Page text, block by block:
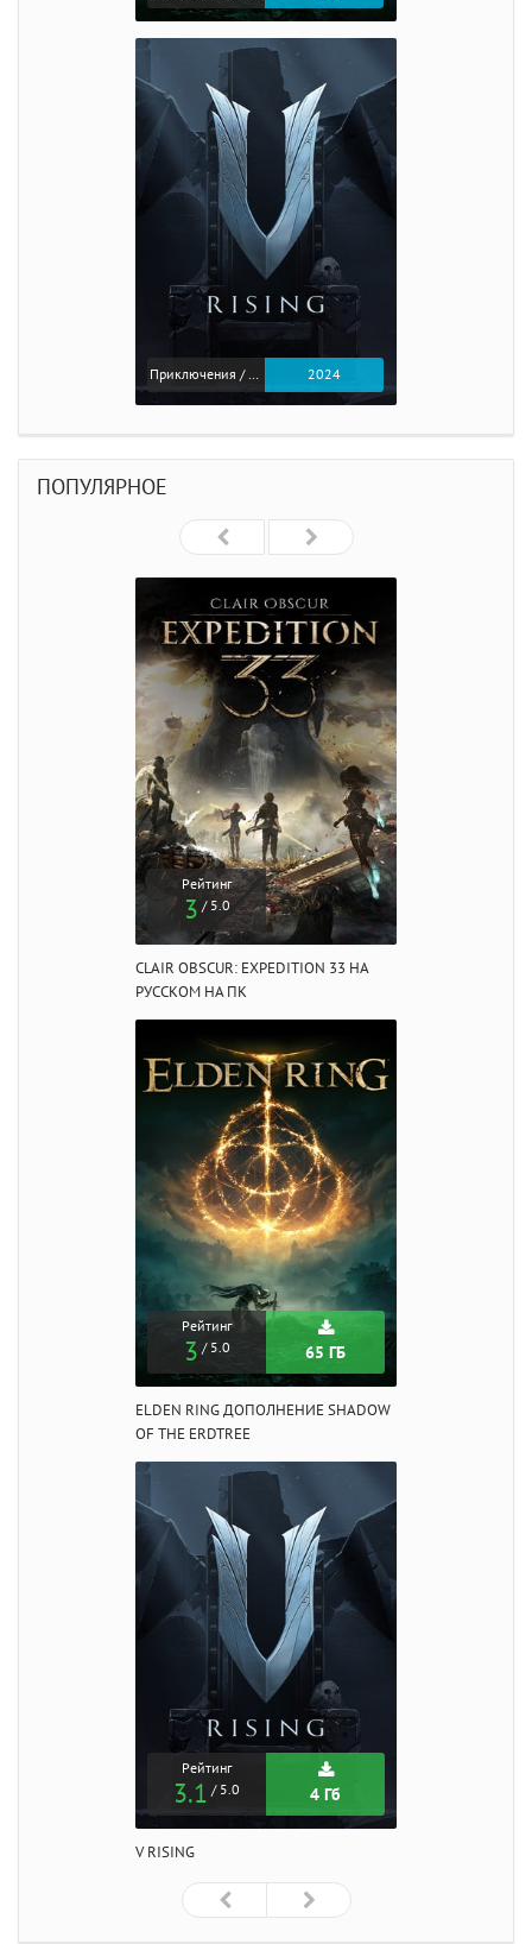
Приключения / Экшен 2024
ПОПУЛЯРНОЕ
Рейтинг
3 / 5.0
CLAIR OBSCUR: EXPEDITION 33 НА
РУССКОМ НА ПК
Рейтинг
3 / 5.0 65 ГБ
ELDEN RING ДОПОЛНЕНИЕ SHADOW
OF THE ERDTREE
Рейтинг
3.1 / 5.0 4 Гб
V RISING